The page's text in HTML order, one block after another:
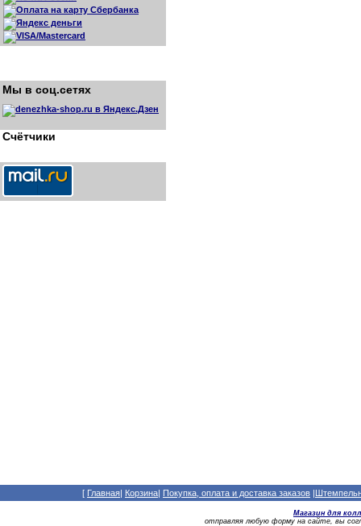
Мы в соц.сетях
Счётчики
[ Главная| Корзина| Покупка, оплата и доставка заказов |
Магазин для
отправляя любую форму на сайте, вы